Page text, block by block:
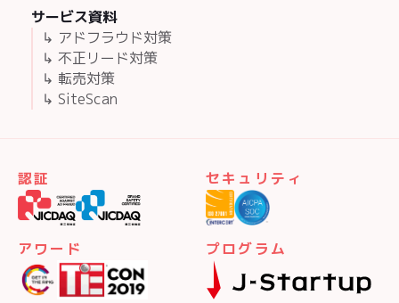
サービス資料
↳ アドフラウド対策
↳ 不正リード対策
↳ 転売対策
↳ SiteScan
認証 セキュリティ
アワード プログラム